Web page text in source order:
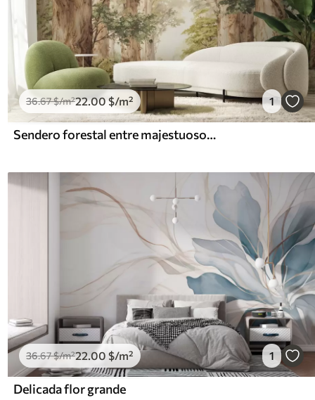
36.67$/m²22.00 $/m² 1
Sendero forestal entre majestuosos árboles en estilo acuarela
36.67$/m²22.00 $/m² 1
Delicada flor grande